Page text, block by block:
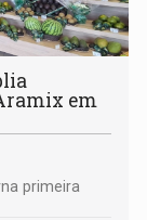
em
primeira